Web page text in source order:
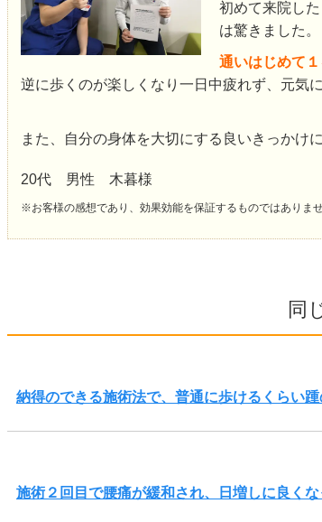
初めて来院し
は驚きました。
通いはじめて
逆に歩くのが楽しくなり一日中疲れず、元気
また、自分の身体を大切にする良いきっかけ
20代 男性 木暮様
※お客様の感想であり、効果効能を保証するものではありませ
同
納得のできる施術法で、普通に歩けるくらい
施術２回目で腰痛が緩和され、日増しに良く